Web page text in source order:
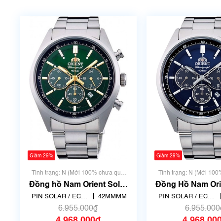
Giảm 29%
Tình trạng: N (Mới 100% chưa qua
sử dụng)
Đồng hồ Nam Orient Solar
WV-0031TX
PIN SOLAR / ECO
DRIVE
42MMMM
6.955.000₫
Giảm 29%
Tình trạng: N (Mới
sử dụng)
Đồng Hồ Nam
WV-
PIN SOLAR / ECO
DRIVE